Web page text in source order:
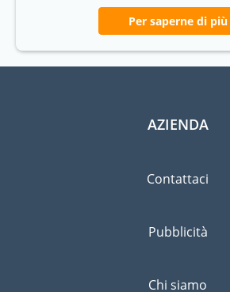
Per saperne di più
AZIENDA
Contattaci
Pubblicità
Chi siamo